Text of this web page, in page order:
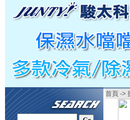
首頁 ->